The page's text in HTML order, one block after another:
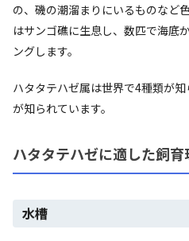
の、磯の潮溜まりにいるものなど
はサンゴ礁に生息し、数匹で海底
ングします。
ハタタテハゼ属は世界で4種類が
が知られています。
ハタタテハゼに適した飼育
水槽